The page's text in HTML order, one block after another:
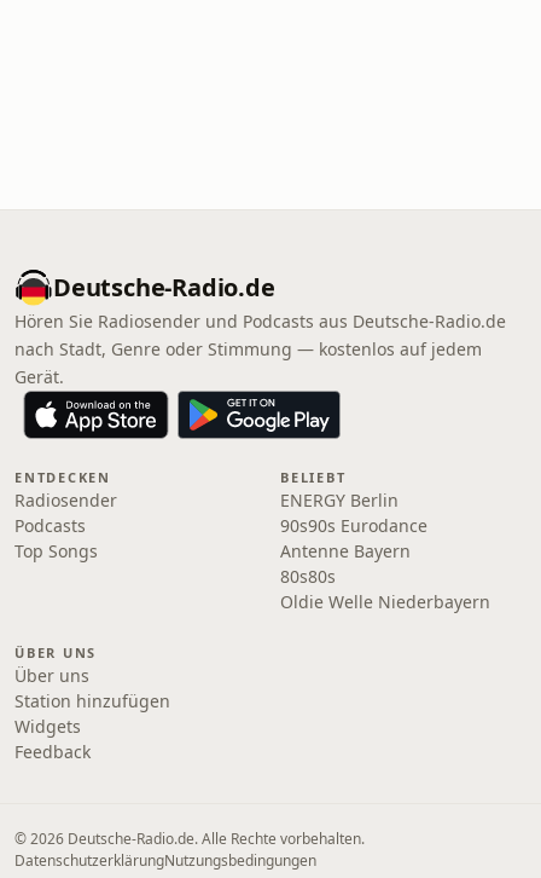
Deutsche-Radio.de
Hören Sie Radiosender und Podcasts aus Deutsche-Radio.de
nach Stadt, Genre oder Stimmung — kostenlos auf jedem
Gerät.
ENTDECKEN
Radiosender
Podcasts
Top Songs
BELIEBT
ENERGY Berlin
90s90s Eurodance
Antenne Bayern
80s80s
Oldie Welle Niederbayern
ÜBER UNS
Über uns
Station hinzufügen
Widgets
Feedback
© 2026 Deutsche-Radio.de. Alle Rechte vorbehalten.
DatenschutzerklärungNutzungsbedingungen